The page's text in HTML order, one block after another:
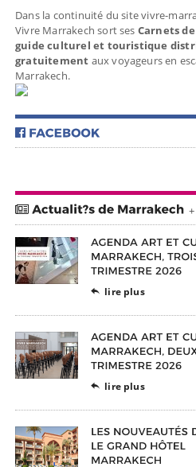
Dans la continuité du site vivre-
Vivre Marrakech sort ses Carnets
guide culturel et touristique
gratuitement aux voyageurs en
Marrakech.
 lire plus
 lire plus